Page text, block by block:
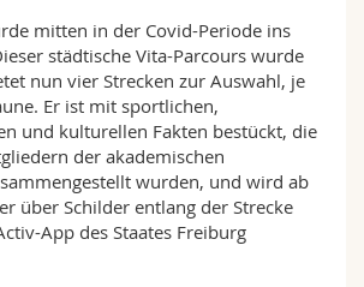
mitten in der Covid-Periode ins
städtische Vita-Parcours wurde
nun vier Strecken zur Auswahl, je
Er ist mit sportlichen,
und kulturellen Fakten bestückt, die
der akademischen
wurden, und wird ab
über Schilder entlang der Strecke
App des Staates Freiburg